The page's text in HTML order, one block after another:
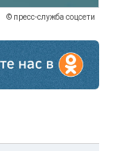
© пресс-служба соцсети